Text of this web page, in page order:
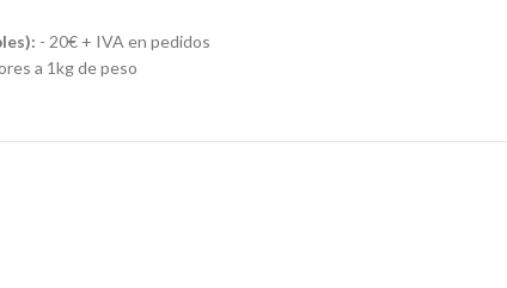
- 20€ + IVA en pedidos
a 1kg de peso